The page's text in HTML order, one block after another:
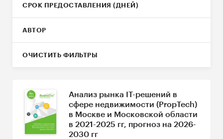
СРОК ПРЕДОСТАВЛЕНИЯ (ДНЕЙ)
АВТОР
ОЧИСТИТЬ ФИЛЬТРЫ
Анализ рынка IT-решений в
сфере недвижимости (PropTech)
в Москве и Московской области
в 2021-2025 гг, прогноз на 2026-
2030 гг